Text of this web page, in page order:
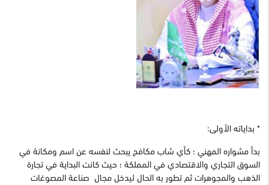
* بداياته الأولى:
بدأ مشواره المهني ؛ كأي شاب مكافح يبحث لنفسه عن اسم ومكانة في
السوق التجاري والاقتصادي في المملكة ؛ حيث كانت البداية في تجارة
الذهب والمجوهرات ثم تطور به الحال ليدخل مجال صناعة المصوغات